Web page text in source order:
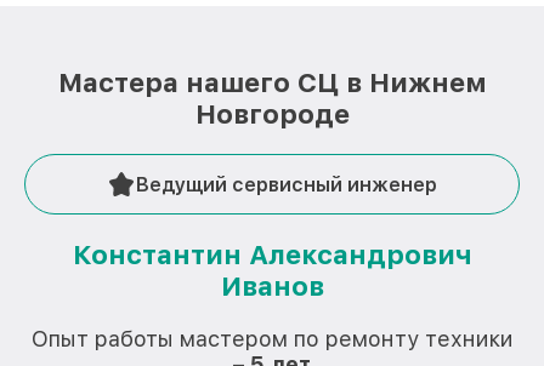
Мастера нашего СЦ в Нижнем
Новгороде
Ведущий сервисный инженер
Константин Александрович
Иванов
Опыт работы мастером по ремонту техники